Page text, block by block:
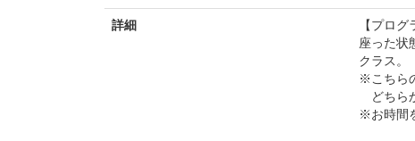
詳細
【プログ
座った状
クラス。
※こちら
どちら
※お時間